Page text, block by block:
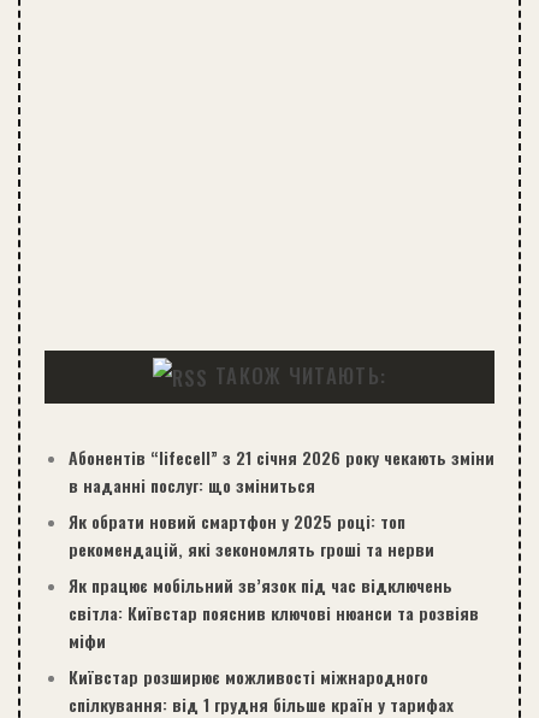
ТАКОЖ ЧИТАЮТЬ:
Абонентів “lifecell” з 21 січня 2026 року чекають зміни
в наданні послуг: що зміниться
Як обрати новий смартфон у 2025 році: топ
рекомендацій, які зекономлять гроші та нерви
Як працює мобільний зв’язок під час відключень
світла: Київстар пояснив ключові нюанси та розвіяв
міфи
Київстар розширює можливості міжнародного
спілкування: від 1 грудня більше країн у тарифах